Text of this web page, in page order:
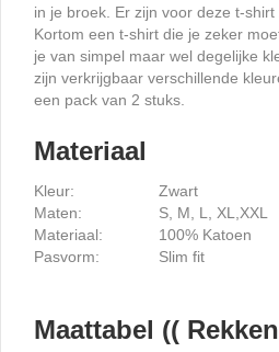
in je broek. Er zijn voor deze t-shirt
Kortom een t-shirt die je zeker
je van simpel maar wel degelijke
zijn verkrijgbaar verschillende
een pack van 2 stuks.
Materiaal
Kleur:
Zwart
Maten:
S, M, L, XL,XXL
Materiaal:
100% Katoen
Pasvorm:
Slim fit
Maattabel ((